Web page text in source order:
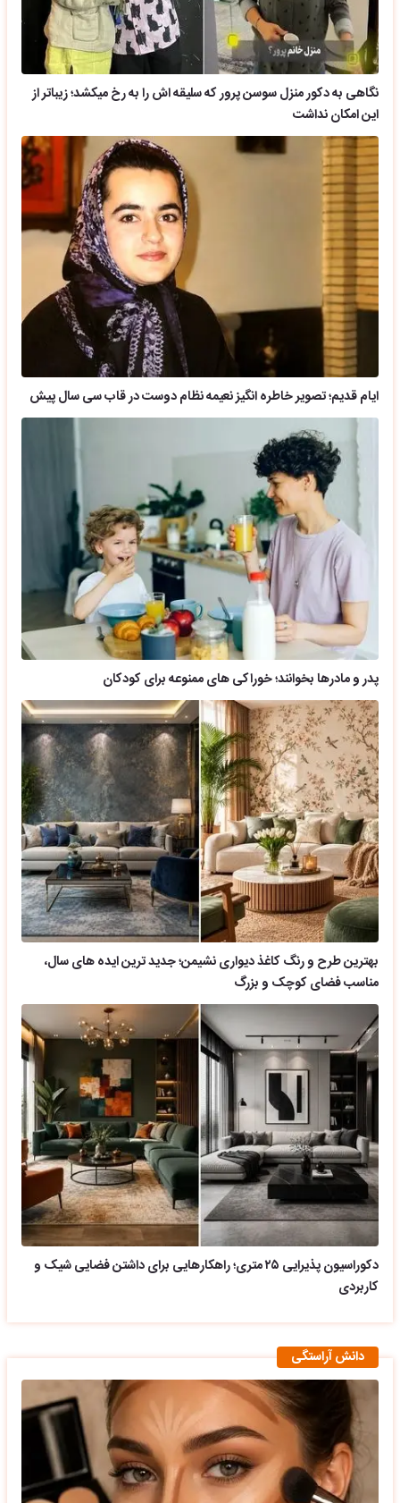
نگاهی به دکور منزل سوسن پرور که سلیقه اش را به رخ میکشد؛ زیباتر از
این امکان نداشت
ایام قدیم؛ تصویر خاطره انگیز نعیمه نظام دوست در قاب سی سال پیش
پدر و مادرها بخوانند؛ خوراکی های ممنوعه برای کودکان
بهترین طرح و رنگ کاغذ دیواری نشیمن؛ جدید ترین ایده های سال،
مناسب فضای کوچک و بزرگ
دکوراسیون پذیرایی ۲۵ متری؛ راهکارهایی برای داشتن فضایی شیک و
کاربردی
دانش آراستگی